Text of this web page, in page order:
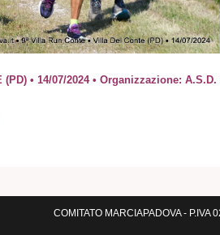
• 14/07/2024 • Organizzazione:
COMITATO MARCIAPADOVA -